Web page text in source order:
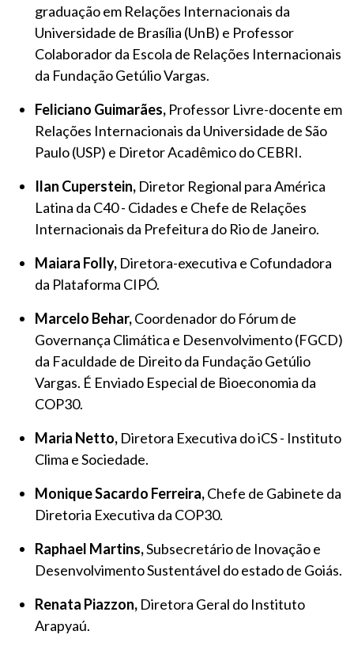
graduação em Relações Internacionais da
Universidade de Brasília (UnB) e Professor
Colaborador da Escola de Relações Internacionais
da Fundação Getúlio Vargas.
Feliciano Guimarães, Professor Livre-docente em
Relações Internacionais da Universidade de São
Paulo (USP) e Diretor Acadêmico do CEBRI.
Ilan Cuperstein, Diretor Regional para América
Latina da C40 - Cidades e Chefe de Relações
Internacionais da Prefeitura do Rio de Janeiro.
Maiara Folly, Diretora-executiva e Cofundadora
da Plataforma CIPÓ.
Marcelo Behar,Coordenador do Fórum de
Governança Climática e Desenvolvimento (FGCD)
da Faculdade de Direito da Fundação Getúlio
Vargas. É Enviado Especial de Bioeconomia da
COP30.
Maria Netto, Diretora Executiva do iCS - Instituto
Clima e Sociedade.
Monique Sacardo Ferreira,Chefe de Gabinete da
Diretoria Executiva da COP30.
Raphael Martins,Subsecretário de Inovação e
Desenvolvimento Sustentável do estado de Goiás.
Renata Piazzon, Diretora Geral do Instituto
Arapyaú.